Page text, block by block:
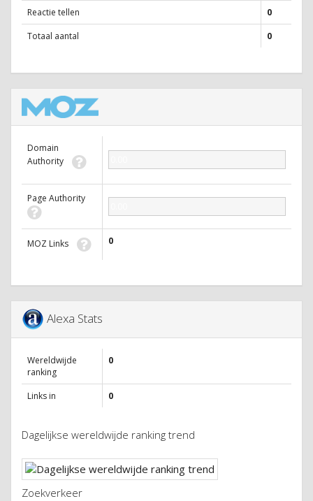
Reactie tellen
0
Totaal aantal
0
Domain
Authority
Page Authority
MOZ Links 0
Alexa Stats
Wereldwijde
ranking
0
Links in 0
Dagelijkse wereldwijde ranking trend
Zoekverkeer